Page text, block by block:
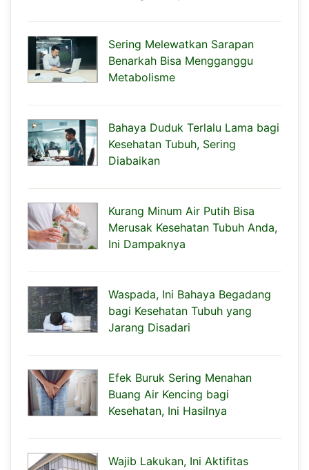
Sering Melewatkan Sarapan
Benarkah Bisa Mengganggu
Metabolisme
Bahaya Duduk Terlalu Lama bagi
Kesehatan Tubuh, Sering
Diabaikan
Kurang Minum Air Putih Bisa
Merusak Kesehatan Tubuh Anda,
Ini Dampaknya
Waspada, Ini Bahaya Begadang
bagi Kesehatan Tubuh yang
Jarang Disadari
Efek Buruk Sering Menahan
Buang Air Kencing bagi
Kesehatan, Ini Hasilnya
Wajib Lakukan, Ini Aktifitas